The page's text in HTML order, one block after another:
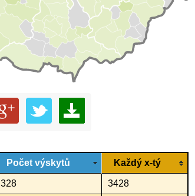
Počet výskytů Každý x-tý
328 3428